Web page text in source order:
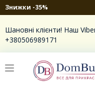
Знижки -35%
Шановні клієнти! Наш
+380506989171